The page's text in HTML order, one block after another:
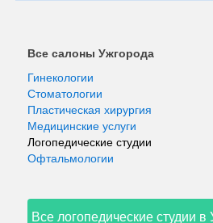
Все салоны Ужгорода
Гинекологии
Стоматологии
Пластическая хирургия
Медицинские услуги
Логопедические студии
Офтальмологии
Все логопедические студии в